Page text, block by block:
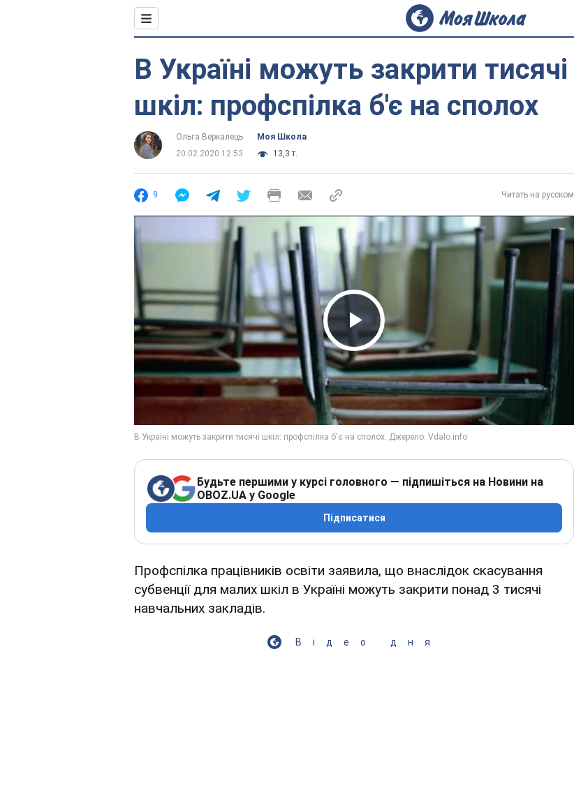
В Україні можуть закрити тисячі
шкіл: профспілка б'є на сполох
Ольга Веркалець
Моя Школа
20.02.2020 12:53
13,3 т.
9 Читать на русском
Play Video
Будьте першими у курсі головного — підпишіться на Новини на
OBOZ.UA у Google
Підписатися
Профспілка працівників освіти заявила, що внаслідок скасування
субвенції для малих шкіл в Україні можуть закрити понад 3 тисячі
навчальних закладів.
Відео дня